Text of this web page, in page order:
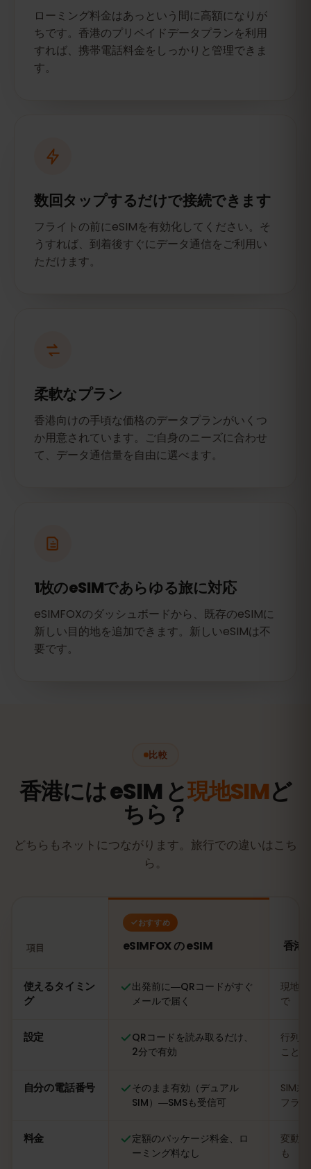
ローミング料金はあっという間に高額になりが
ちです。香港のプリペイドデータプランを利用
すれば、携帯電話料金をしっかりと管理できま
す。
数回タップするだけで接続できます
フライトの前にeSIMを有効化してください。そ
うすれば、到着後すぐにデータ通信をご利用い
ただけます。
柔軟なプラン
香港向けの手頃な価格のデータプランがいくつ
か用意されています。ご自身のニーズに合わせ
て、データ通信量を自由に選べます。
1枚のeSIMであらゆる旅に対応
eSIMFOXのダッシュボードから、既存のeSIMに
新しい目的地を追加できます。新しいeSIMは不
要です。
比較
香港には eSIM と現地SIMど
ちら？
どちらもネットにつながります。旅行での違いはこち
ら。
項目
おすすめ
eSIMFOX の eSIM 香港
使えるタイミン
グ
出発前に―QRコードがすぐ
メールで届く
現地
で
設定
QRコードを読み取るだけ、
2分で有効
行列
ことも
自分の電話番号
そのまま有効（デュアル
SIM）―SMSも受信可
SIM
フラ
料金
定額のパッケージ料金、ロ
ーミング料なし
変動
も